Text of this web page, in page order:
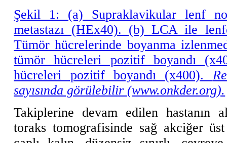
Şekil 1: (a) Supraklavikular lenf
metastazı (HEx40). (b) LCA ile
Tümör hücrelerinde boyanma
tümör hücreleri pozitif boyandı
hücreleri pozitif boyandı (x400).
sayısında görülebilir (www.onkder.org).
Takiplerine devam edilen hastanın
toraks tomografisinde sağ akciğer